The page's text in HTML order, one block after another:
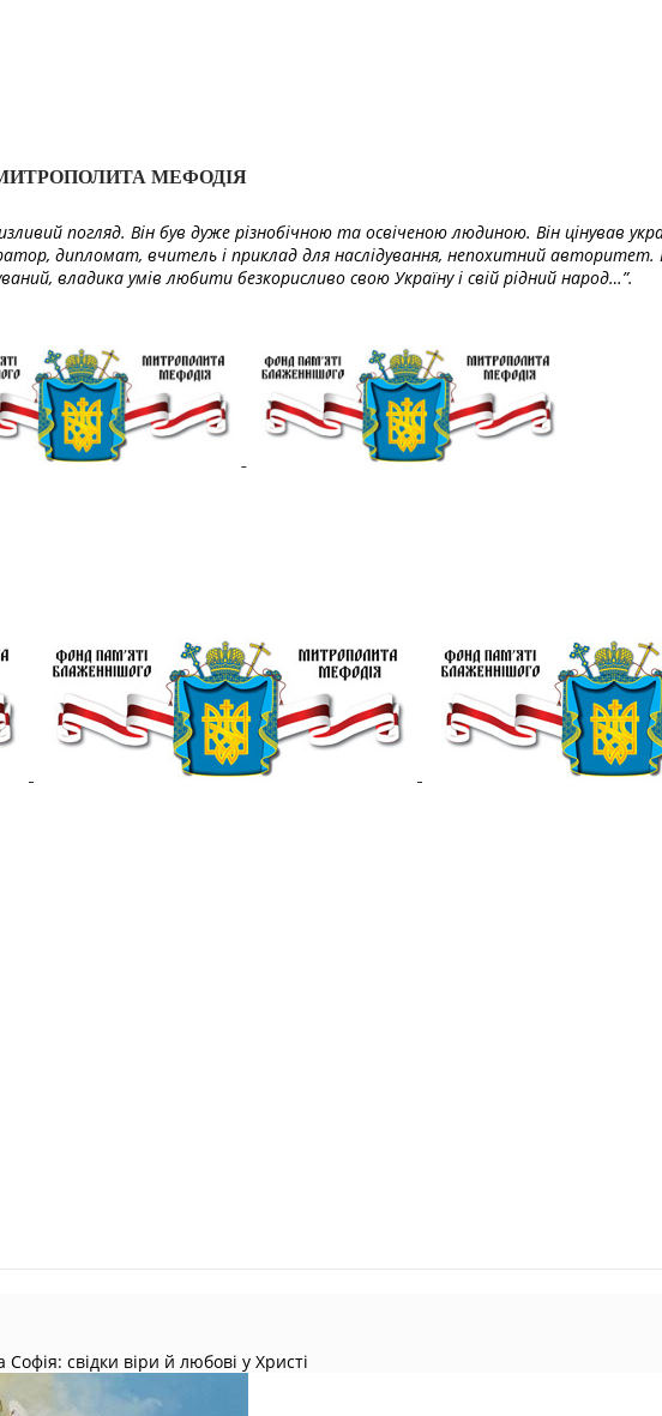
МЕФОДІЯ
погляд. Він був дуже різнобічною та освіченою людиною. Він цінував
дипломат, вчитель і приклад для наслідування, непохитний
владика умів любити безкорисливо свою Україну і свій рідний народ…”.
свідки віри й любові у Христі